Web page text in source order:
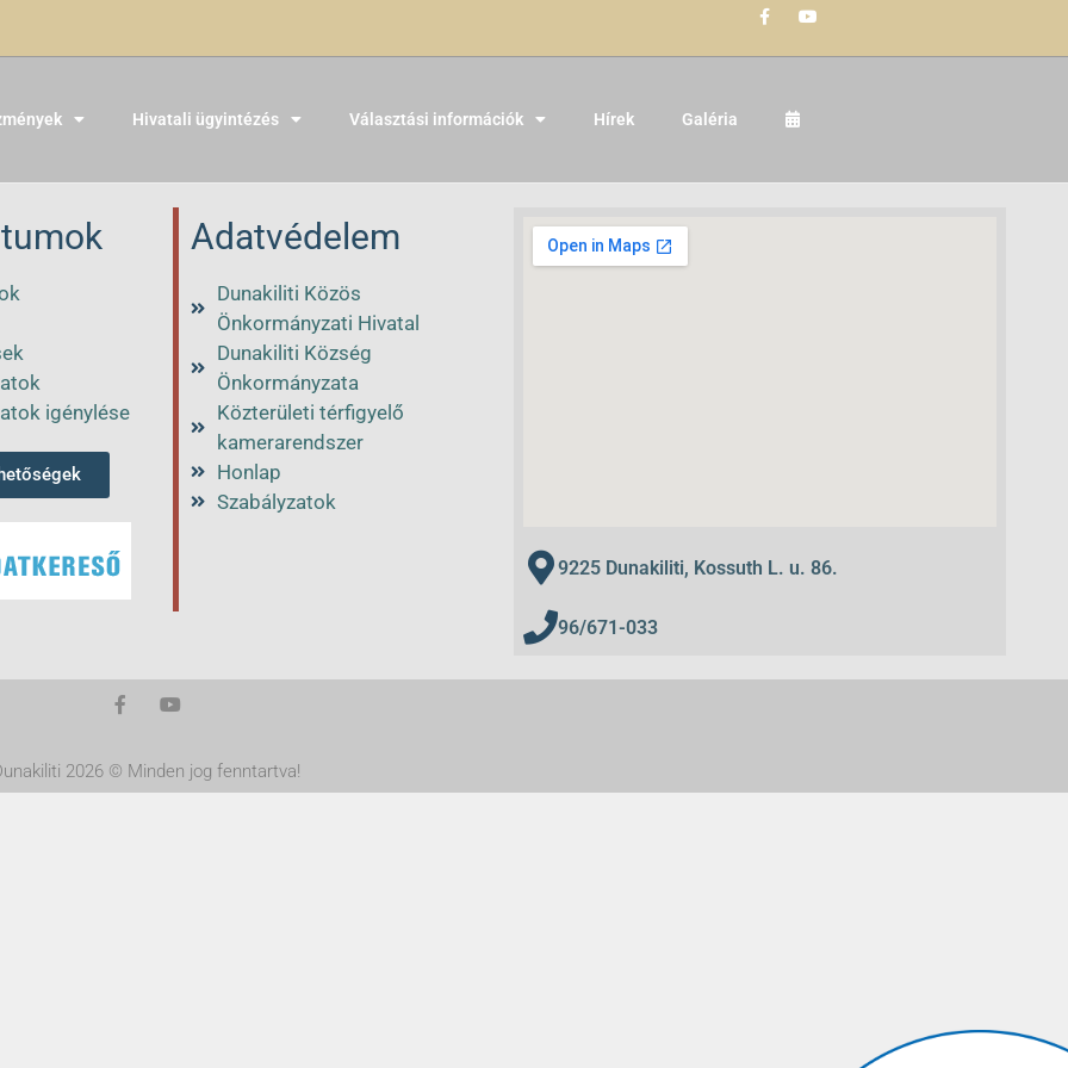
Hivatali ügyintézés Választási információk Hírek Galéria
igénylése
Adatvédelem
Dunakiliti Közös
Önkormányzati Hivatal
Dunakiliti Község
Önkormányzata
Közterületi térfigyelő
kamerarendszer
Honlap
Szabályzatok
9225 Dunakiliti, Kossuth L. u. 86.
96/671-033
2026 © Minden jog fenntartva!